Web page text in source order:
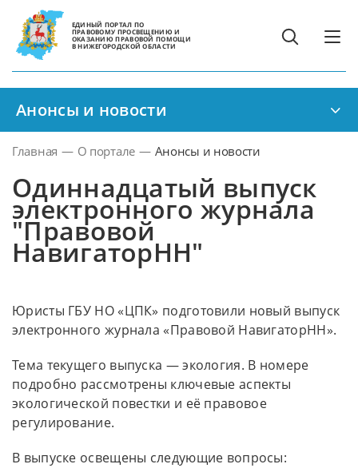
ЕДИНЫЙ ПОРТАЛ ПО
ПРАВОВОМУ ПРОСВЕЩЕНИЮ И
ОКАЗАНИЮ ПРАВОВОЙ ПОМОЩИ
В НИЖЕГОРОДСКОЙ ОБЛАСТИ
Анонсы и новости
Главная — О портале — Анонсы и новости
Одиннадцатый выпуск
электронного журнала
"Правовой
НавигаторНН"
Юристы ГБУ НО «ЦПК» подготовили новый выпуск
электронного журнала «Правовой НавигаторНН».
Тема текущего выпуска — экология. В номере
подробно рассмотрены ключевые аспекты
экологической повестки и её правовое
регулирование.
В выпуске освещены следующие вопросы: